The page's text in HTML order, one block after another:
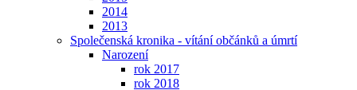
2014
2013
Společenská kronika - vítání občánků a úmrtí
Narození
rok 2017
rok 2018